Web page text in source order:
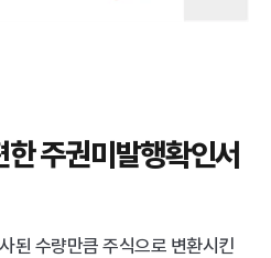
주권미발행확인서
된 수량만큼 주식으로 변환시킨